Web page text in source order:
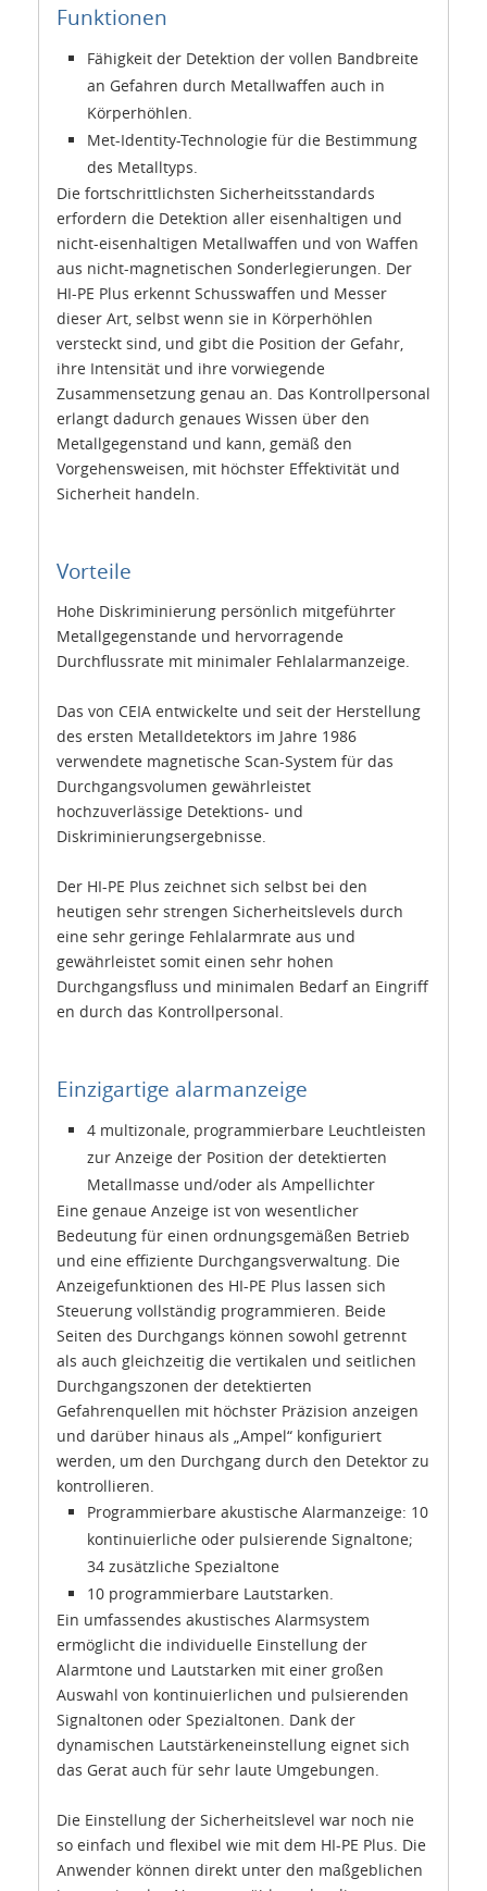
Funktionen
Fähigkeit der Detektion der vollen Bandbreite
an Gefahren durch Metallwaffen auch in
Körperhöhlen.
Met-Identity-Technologie für die Bestimmung
des Metalltyps.
Die fortschrittlichsten Sicherheitsstandards
erfordern die Detektion aller eisenhaltigen und
nicht-eisenhaltigen Metallwaffen und von Waffen
aus nicht-magnetischen Sonderlegierungen. Der
HI-PE Plus erkennt Schusswaffen und Messer
dieser Art, selbst wenn sie in Körperhöhlen
versteckt sind, und gibt die Position der Gefahr,
ihre Intensität und ihre vorwiegende
Zusammensetzung genau an. Das Kontrollpersonal
erlangt dadurch genaues Wissen über den
Metallgegenstand und kann, gemäß den
Vorgehensweisen, mit höchster Effektivität und
Sicherheit handeln.
Vorteile
Hohe Diskriminierung persönlich mitgeführter
Metallgegenstande und hervorragende
Durchflussrate mit minimaler Fehlalarmanzeige.
Das von CEIA entwickelte und seit der Herstellung
des ersten Metalldetektors im Jahre 1986
verwendete magnetische Scan-System für das
Durchgangsvolumen gewährleistet
hochzuverlässige Detektions- und
Diskriminierungsergebnisse.
Der HI-PE Plus zeichnet sich selbst bei den
heutigen sehr strengen Sicherheitslevels durch
eine sehr geringe Fehlalarmrate aus und
gewährleistet somit einen sehr hohen
Durchgangsfluss und minimalen Bedarf an Eingriff
en durch das Kontrollpersonal.
Einzigartige alarmanzeige
4 multizonale, programmierbare Leuchtleisten
zur Anzeige der Position der detektierten
Metallmasse und/oder als Ampellichter
Eine genaue Anzeige ist von wesentlicher
Bedeutung für einen ordnungsgemäßen Betrieb
und eine effiziente Durchgangsverwaltung. Die
Anzeigefunktionen des HI-PE Plus lassen sich
Steuerung vollständig programmieren. Beide
Seiten des Durchgangs können sowohl getrennt
als auch gleichzeitig die vertikalen und seitlichen
Durchgangszonen der detektierten
Gefahrenquellen mit höchster Präzision anzeigen
und darüber hinaus als „Ampel“ konfiguriert
werden, um den Durchgang durch den Detektor zu
kontrollieren.
Programmierbare akustische Alarmanzeige: 10
kontinuierliche oder pulsierende Signaltone;
34 zusätzliche Spezialtone
10 programmierbare Lautstarken.
Ein umfassendes akustisches Alarmsystem
ermöglicht die individuelle Einstellung der
Alarmtone und Lautstarken mit einer großen
Auswahl von kontinuierlichen und pulsierenden
Signaltonen oder Spezialtonen. Dank der
dynamischen Lautstärkeneinstellung eignet sich
das Gerat auch für sehr laute Umgebungen.
Die Einstellung der Sicherheitslevel war noch nie
so einfach und flexibel wie mit dem HI-PE Plus. Die
Anwender können direkt unter den maßgeblichen